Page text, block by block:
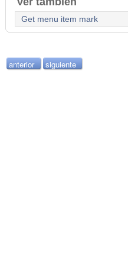
Get menu item mark
anterior siguiente